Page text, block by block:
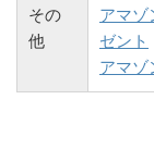
その
他
アマゾ
ゼント
アマゾ